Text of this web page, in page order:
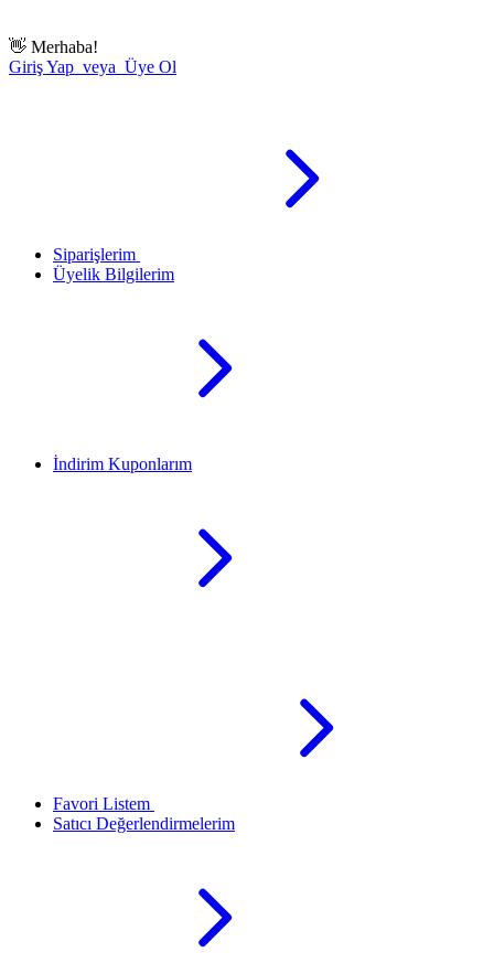
👋 Merhaba!
Giriş Yap veya Üye Ol
Siparişlerim
Üyelik Bilgilerim
İndirim Kuponlarım
Favori Listem
Satıcı Değerlendirmelerim